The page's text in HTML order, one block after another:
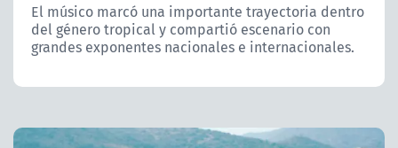
CANAL DE DENUNCIAS
El músico marcó una importante trayectoria dentro
del género tropical y compartió escenario con
grandes exponentes nacionales e internacionales.